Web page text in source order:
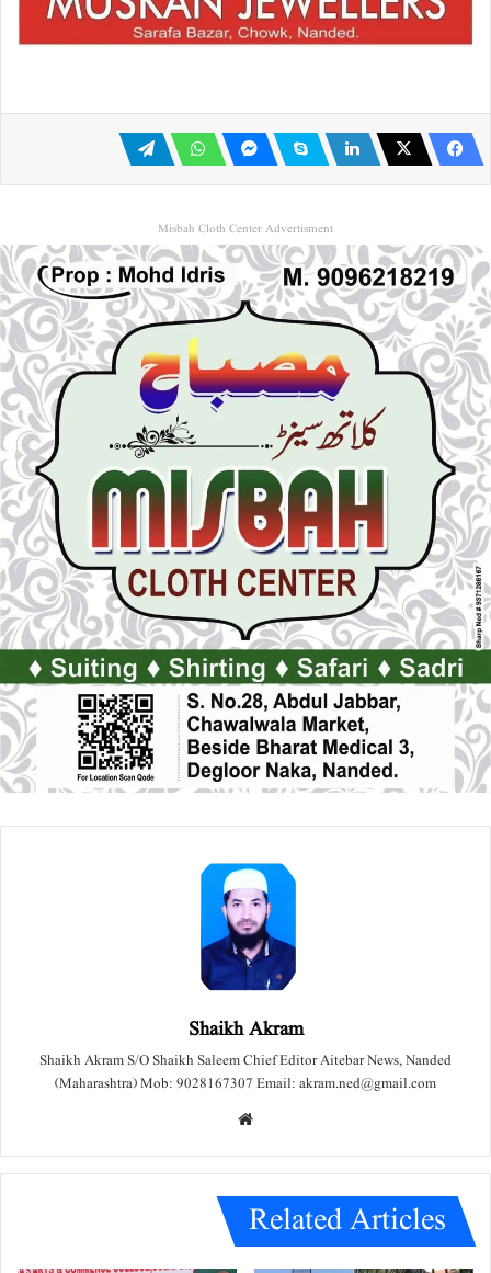
Misbah Cloth Center Advertisment
Shaikh Akram
Shaikh Akram S/O Shaikh Saleem Chief Editor Aitebar News, Nanded
(Maharashtra) Mob: 9028167307 Email: akram.ned@gmail.com
e
Related Articles